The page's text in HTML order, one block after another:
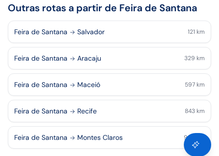
Outras rotas a partir de Feira de Santana
Feira de Santana Salvador 121 km
Feira de Santana Aracaju 329 km
Feira de Santana Maceió 597 km
Feira de Santana Recife 843 km
Feira de Santana Montes Claros 940